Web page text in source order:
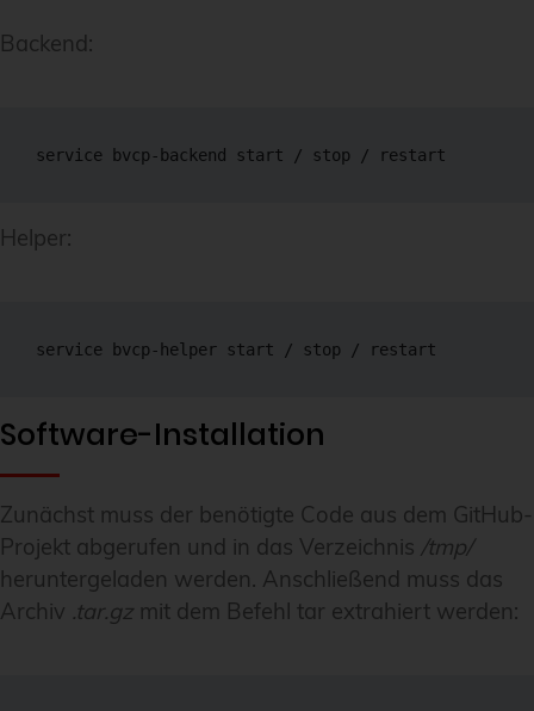
Backend:
service bvcp-backend start / stop / restart
Helper:
service bvcp-helper start / stop / restart
Software-Installation
Zunächst muss der benötigte Code aus dem GitHub-
Projekt abgerufen und in das Verzeichnis /tmp/
heruntergeladen werden. Anschließend muss das
Archiv .tar.gz mit dem Befehl tar extrahiert werden: